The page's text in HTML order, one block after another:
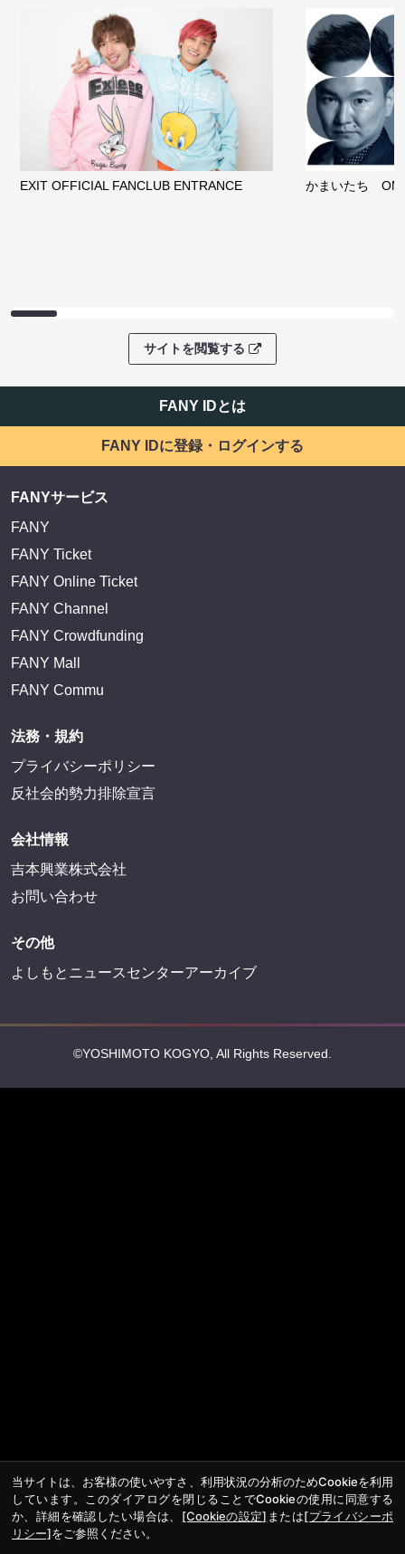
EXIT OFFICIAL FANCLUB ENTRANCE かまいたち
サイトを閲覧する
FANY IDとは
FANY IDに登録・ログインする
FANYサービス
FANY
FANY Ticket
FANY Online Ticket
FANY Channel
FANY Crowdfunding
FANY Mall
FANY Commu
法務・規約
プライバシーポリシー
反社会的勢力排除宣言
会社情報
吉本興業株式会社
お問い合わせ
その他
よしもとニュースセンターアーカイブ
©YOSHIMOTO KOGYO, All Rights Reserved.
当サイトは、お客様の使いやすさ、利用状況の分析のためCookieを利用
しています。このダイアログを閉じることでCookieの使用に同意する
か、詳細を確認したい場合は、 [Cookieの設定] または[プライバシーポ
リシー]をご参照ください。